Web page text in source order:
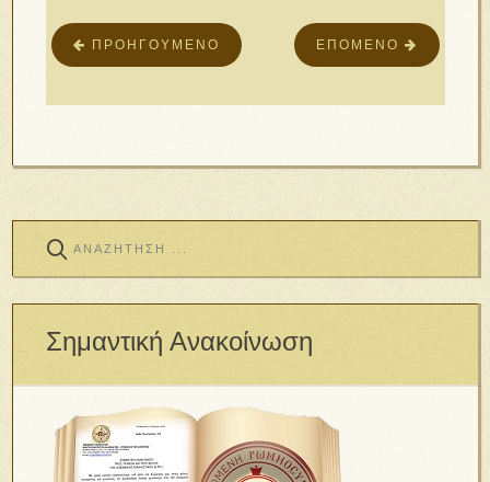
ΕΠΌΜΕΝΟ
ΠΡΟΗΓΟΎΜΕΝΟ
Σημαντική Ανακοίνωση